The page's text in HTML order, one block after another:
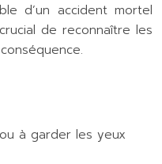
d’un accident mortel
de reconnaître les
à garder les yeux